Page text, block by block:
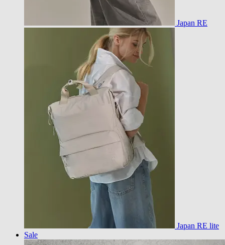
Japan RE
Japan RE lite
Sale